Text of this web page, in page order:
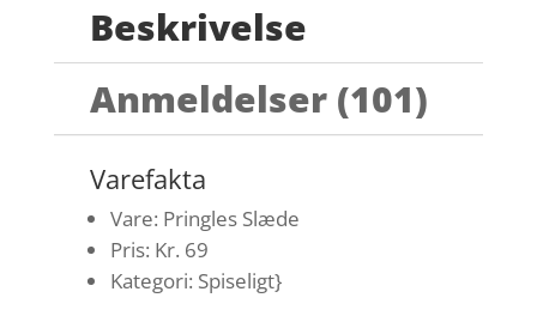
Beskrivelse
Anmeldelser (101)
Varefakta
Vare: Pringles Slæde
Pris: Kr. 69
Kategori: Spiseligt}